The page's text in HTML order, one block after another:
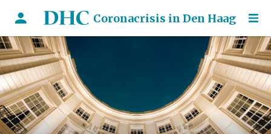
Coronacrisis in Den Haag